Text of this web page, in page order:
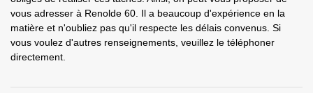
vous adresser à Renolde 60. Il a beaucoup d'expérience en la
matière et n'oubliez pas qu'il respecte les délais convenus. Si
vous voulez d'autres renseignements, veuillez le téléphoner
directement.